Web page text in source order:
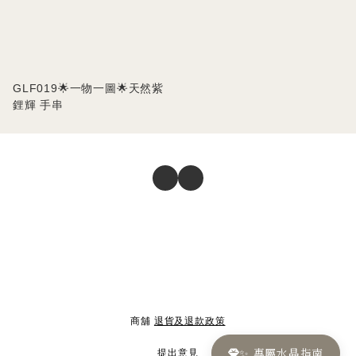
✨ 專屬水晶指南
GLF019🌟一物一圖🌟天然紫
鋰輝 手串
商舖 退貨及退款政策
提出意見